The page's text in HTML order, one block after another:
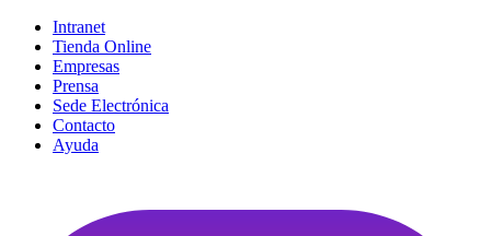
Intranet
Tienda Online
Empresas
Prensa
Sede Electrónica
Contacto
Ayuda